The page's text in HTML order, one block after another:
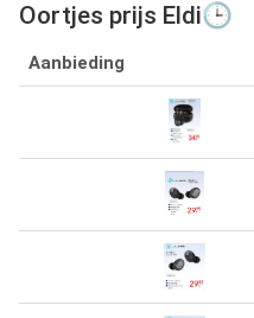
Oortjes prijs Eldi🕒
Aanbieding